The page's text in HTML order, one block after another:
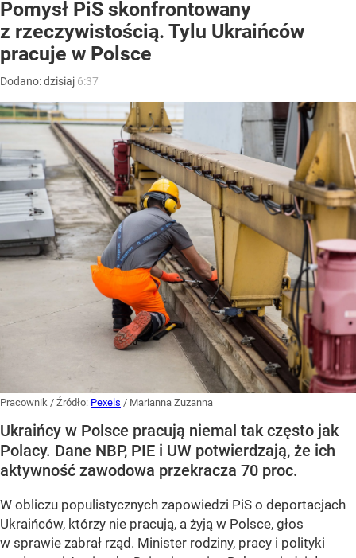
Pomysł PiS skonfrontowany
z rzeczywistością. Tylu Ukraińców
pracuje w Polsce
Dodano:dzisiaj 6:37
Pracownik / Źródło: Pexels / Marianna Zuzanna
Ukraińcy w Polsce pracują niemal tak często jak
Polacy. Dane NBP, PIE i UW potwierdzają, że ich
aktywność zawodowa przekracza 70 proc.
W obliczu populistycznych zapowiedzi PiS o deportacjach
Ukraińców, którzy nie pracują, a żyją w Polsce, głos
w sprawie zabrał rząd. Minister rodziny, pracy i polityki